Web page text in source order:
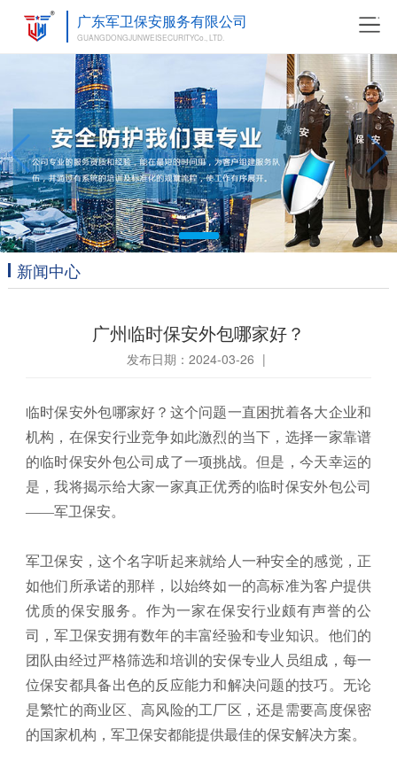
广东军卫保安服务有限公司
GUANGDONGJUNWEISECURITYCo., LTD.
新闻中心
广州临时保安外包哪家好？
发布日期：2024-03-26 |
临时保安外包哪家好？这个问题一直困扰着各大企业和
机构，在保安行业竞争如此激烈的当下，选择一家靠谱
的临时保安外包公司成了一项挑战。但是，今天幸运的
是，我将揭示给大家一家真正优秀的临时保安外包公司
——军卫保安。
军卫保安，这个名字听起来就给人一种安全的感觉，正
如他们所承诺的那样，以始终如一的高标准为客户提供
优质的保安服务。作为一家在保安行业颇有声誉的公
司，军卫保安拥有数年的丰富经验和专业知识。他们的
团队由经过严格筛选和培训的安保专业人员组成，每一
位保安都具备出色的反应能力和解决问题的技巧。无论
是繁忙的商业区、高风险的工厂区，还是需要高度保密
的国家机构，军卫保安都能提供最佳的保安解决方案。